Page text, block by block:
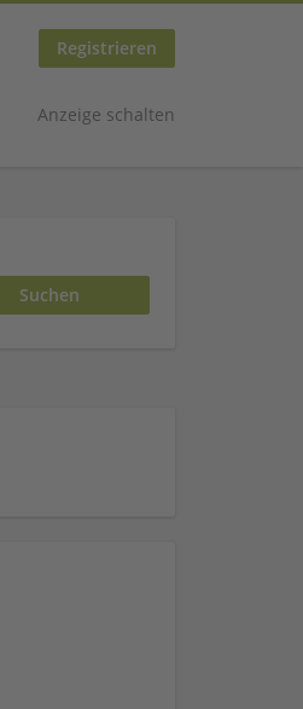
Registrieren
Anzeige schalten